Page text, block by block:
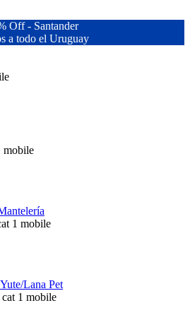
Off - Santander
a todo el Uruguay
Yute/Lana Pet